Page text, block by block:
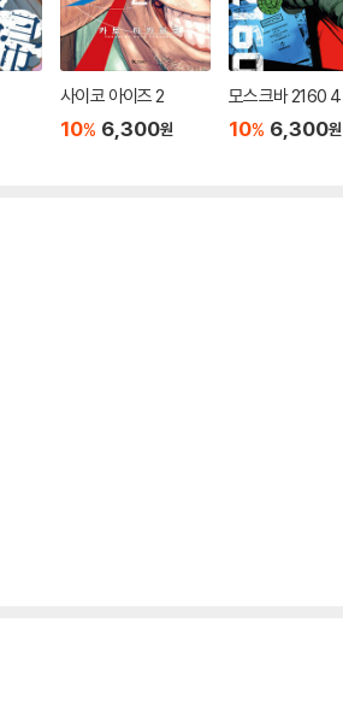
사이코 아이즈 2
10% 6,300원
모스크바 2160 4
10% 6,300원